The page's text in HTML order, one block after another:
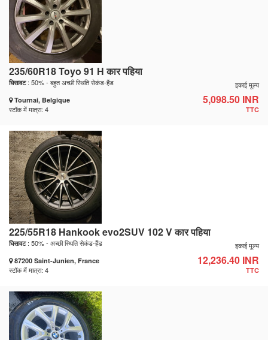
235/60R18 Toyo 91 H कार पहिया
घिसावट: 50% - बहुत अच्छी स्थिति सेकंड-हैंड
Tournai, Belgique
स्टॉक में मात्रा: 4
इकाई मूल्य
5,098.50 INR
TTC
225/55R18 Hankook evo2SUV 102 V कार पहिया
घिसावट: 50% - अच्छी स्थिति सेकंड-हैंड
87200 Saint-Junien, France
स्टॉक में मात्रा: 4
इकाई मूल्य
12,236.40 INR
TTC